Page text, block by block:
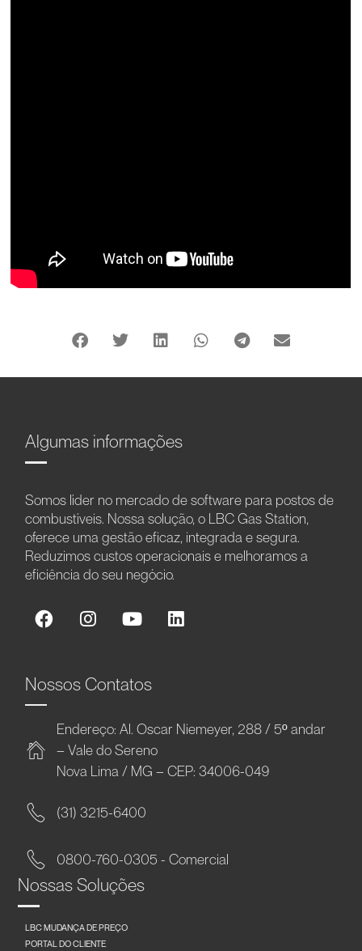
Algumas informações
Somos líder no mercado de software para postos de
combustíveis. Nossa solução, o LBC Gas Station,
oferece uma gestão eficaz, integrada e segura.
Reduzimos custos operacionais e melhoramos a
eficiência do seu negócio.
Nossos Contatos
Endereço: Al. Oscar Niemeyer, 288 / 5º andar
– Vale do Sereno
Nova Lima / MG – CEP: 34006-049
(31) 3215-6400
0800-760-0305 - Comercial
Nossas Soluções
LBC MUDANÇA DE PREÇO
PORTAL DO CLIENTE